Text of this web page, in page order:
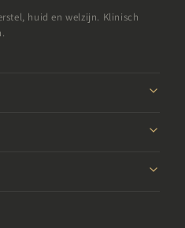
huid en welzijn. Klinisch